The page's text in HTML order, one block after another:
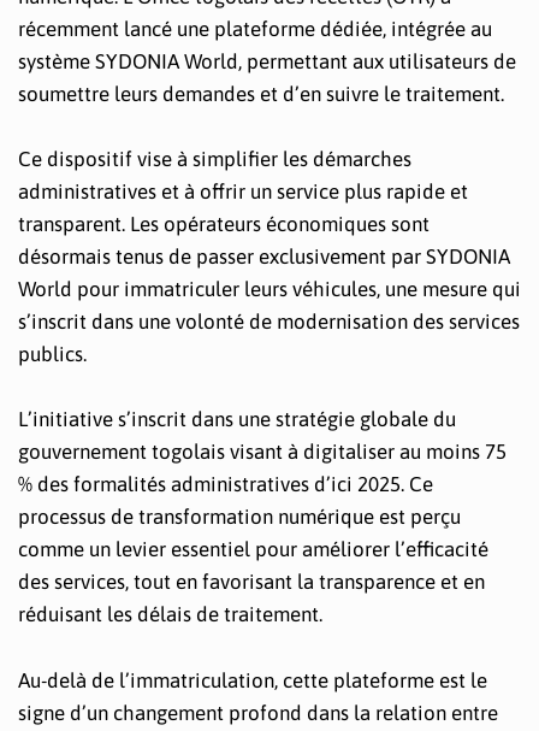
récemment lancé une plateforme dédiée, intégrée au
système SYDONIA World, permettant aux utilisateurs de
soumettre leurs demandes et d’en suivre le traitement.
Ce dispositif vise à simplifier les démarches
administratives et à offrir un service plus rapide et
transparent. Les opérateurs économiques sont
désormais tenus de passer exclusivement par SYDONIA
World pour immatriculer leurs véhicules, une mesure qui
s’inscrit dans une volonté de modernisation des services
publics.
L’initiative s’inscrit dans une stratégie globale du
gouvernement togolais visant à digitaliser au moins 75
% des formalités administratives d’ici 2025. Ce
processus de transformation numérique est perçu
comme un levier essentiel pour améliorer l’efficacité
des services, tout en favorisant la transparence et en
réduisant les délais de traitement.
Au-delà de l’immatriculation, cette plateforme est le
signe d’un changement profond dans la relation entre